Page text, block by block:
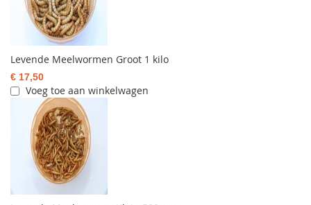
Levende Meelwormen Groot 1 kilo
€ 17,50
Voeg toe aan winkelwagen